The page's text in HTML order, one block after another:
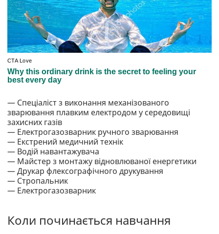
— Спеціаліст з виконання механізованого
зварювання плавким електродом у середовищі
захисних газів
— Електрогазозварник ручного зварювання
— Екстрений медичний технік
— Водій навантажувача
— Майстер з монтажу відновлюваної енергетики
— Друкар флексографічного друкування
— Стропальник
— Електрогазозварник
Коли починається навчання